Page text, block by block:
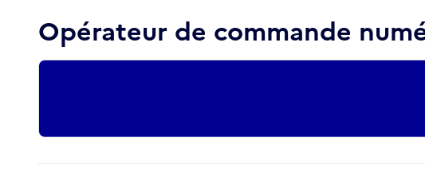
Opérateur de commande